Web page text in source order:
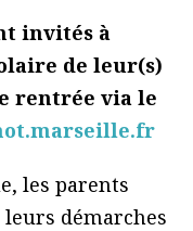
invités à
de leur(s)
rentrée via le
les parents
démarches